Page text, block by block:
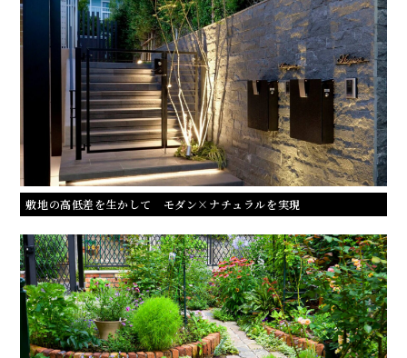
敷地の高低差を生かして モダン×ナチュラルを実現